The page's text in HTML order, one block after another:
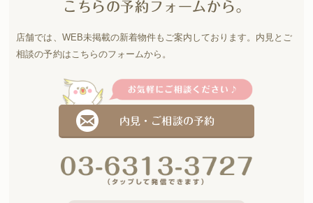
こちらの予約フォームから。
店舗では、WEB未掲載の新着物件もご案内しております。 内見とご
相談の予約はこちらのフォームから。
内見・ご相談の予約